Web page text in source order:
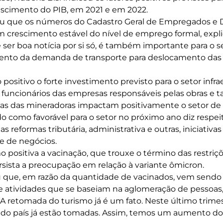
do PIB, em 2021 e em 2022.
que os números do Cadastro Geral de Empregados e
crescimento estável do nível de emprego formal,
ser boa notícia por si só, é também importante para o
da demanda de transporte para deslocamento das
o forte investimento previsto para o setor
das empresas responsáveis pelas obras e
das mineradoras impactam positivamente o setor
como favorável para o setor no próximo ano diz
reformas tributária, administrativa e outras,
de negócios.
positiva a vacinação, que trouxe o término das
a preocupação em relação à variante ômicron.
em razão da quantidade de vacinados, vem sendo
que se baseiam na aglomeração de
retomada do turismo já é um fato. Neste último
país já estão tomadas. Assim, temos um aumento